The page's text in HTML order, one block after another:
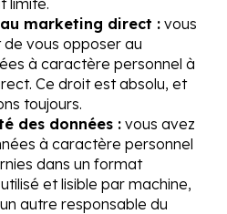
marketing direct : vous
vous opposer au
à caractère personnel à
Ce droit est absolu, et
toujours.
des données : vous avez
à caractère personnel
dans un format
et lisible par machine,
autre responsable du